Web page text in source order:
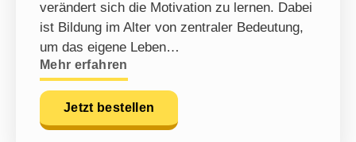
verändert sich die Motivation zu lernen. Dabei
ist Bildung im Alter von zentraler Bedeutung,
um das eigene Leben…
Mehr erfahren
Jetzt bestellen